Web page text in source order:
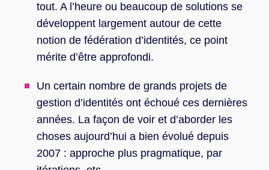
tout. A l’heure ou beaucoup de solutions se
développent largement autour de cette
notion de fédération d’identités, ce point
mérite d’être approfondi.
Un certain nombre de grands projets de
gestion d’identités ont échoué ces dernières
années. La façon de voir et d’aborder les
choses aujourd’hui a bien évolué depuis
2007 : approche plus pragmatique, par